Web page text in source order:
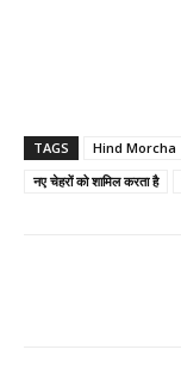
TAGS Hind Morcha
नए चेहरों को शामिल करता है